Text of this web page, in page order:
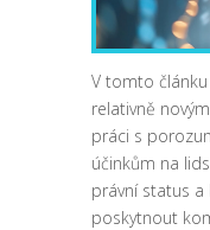
V tomto
relativně
práci s
účinkům na
právní status
poskytnout